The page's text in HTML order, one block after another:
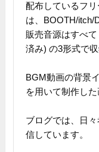
配布しているフ
は、BOOTH/itch/
販売音源はすべ
済み) の3形式で収
BGM動画の背景
を用いて制作した
ブログでは、日
信しています。